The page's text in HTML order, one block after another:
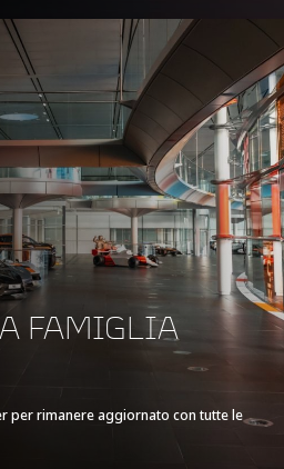
30m (98ft)
116m (381ft)
FAMIGLIA
per rimanere aggiornato con tutte le